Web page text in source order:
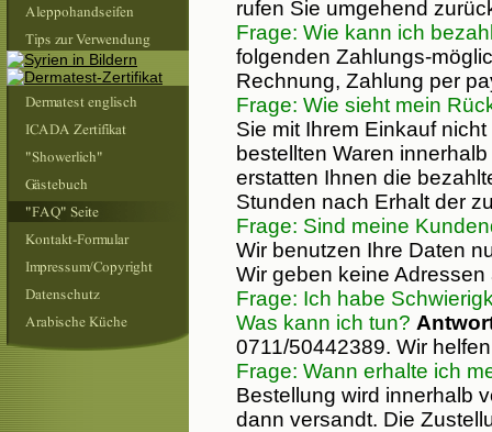
rufen Sie umgehend
Frage: Wie kann ich
folgenden Zahlungs-
Rechnung, Zahlung per
Frage: Wie sieht mein
Sie mit Ihrem Einkauf
bestellten Waren
erstatten Ihnen die
Stunden nach Erhalt der
Frage: Sind meine
Wir benutzen Ihre Daten
Wir geben keine Adressen
Frage: Ich habe
Was kann ich tun?
0711/50442389. Wir
Frage: Wann erhalte ich
Bestellung wird innerhalb
dann versandt. Die